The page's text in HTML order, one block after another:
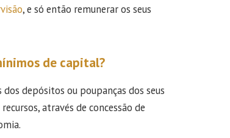
, e só então remunerar os seus
de capital?
depósitos ou poupanças dos seus
através de concessão de